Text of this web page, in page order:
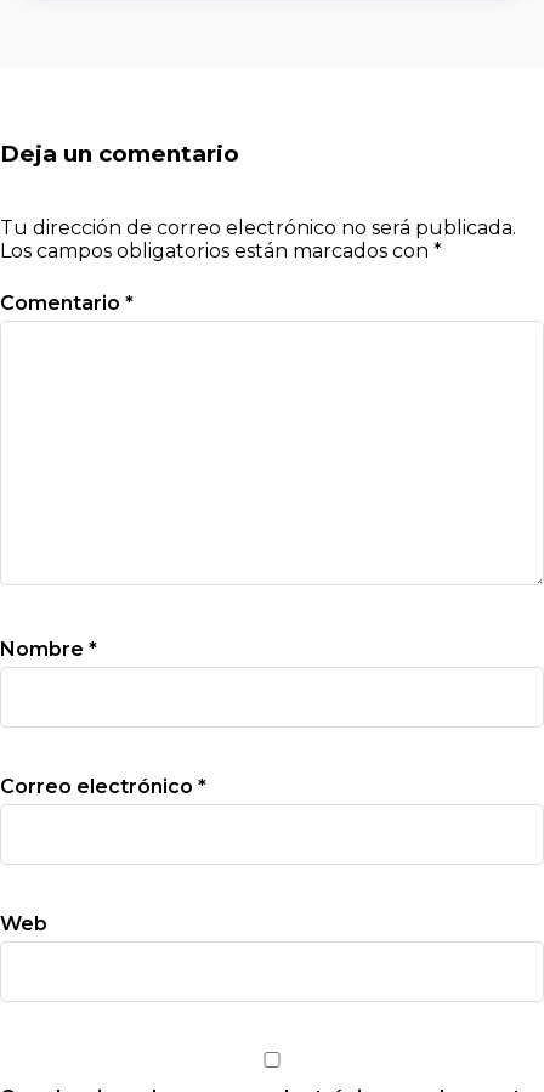
Deja un comentario
Tu dirección de correo electrónico no será publicada.
Los campos obligatorios están marcados con *
Comentario *
Nombre *
Correo electrónico *
Web